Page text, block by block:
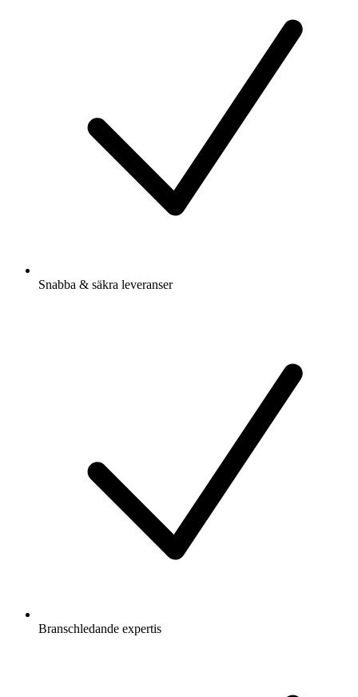
Snabba & säkra leveranser
Branschledande expertis